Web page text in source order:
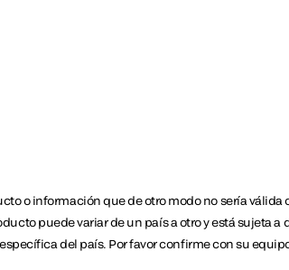
o información que de otro modo no sería válida
puede variar de un país a otro y está sujeta
del país. Por favor confirme con su